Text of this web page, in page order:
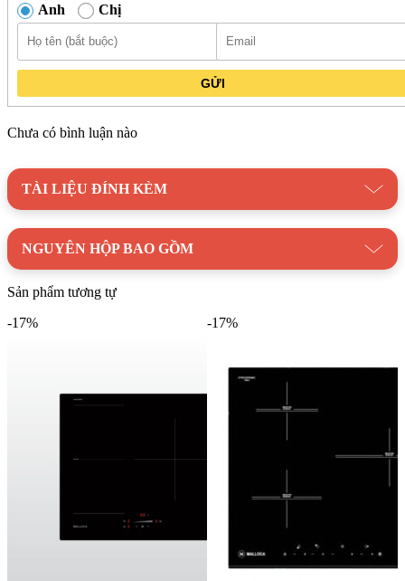
Anh Chị
GỬI
Chưa có bình luận nào
TÀI LIỆU ĐÍNH KÈM
NGUYÊN HỘP BAO GỒM
Sản phẩm tương tự
-17%
-17%